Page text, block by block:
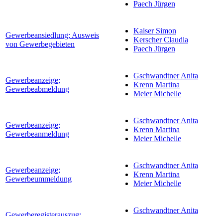
Paech Jürgen
Gewerbeansiedlung; Ausweis
von Gewerbegebieten
Kaiser Simon
Kerscher Claudia
Paech Jürgen
Gewerbeanzeige;
Gewerbeabmeldung
Gschwandtner Anita
Krenn Martina
Meier Michelle
Gewerbeanzeige;
Gewerbeanmeldung
Gschwandtner Anita
Krenn Martina
Meier Michelle
Gewerbeanzeige;
Gewerbeummeldung
Gschwandtner Anita
Krenn Martina
Meier Michelle
Gschwandtner Anita